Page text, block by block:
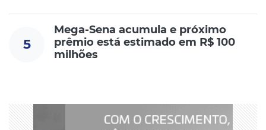
5
Mega-Sena acumula e próximo
prêmio está estimado em R$ 100
milhões